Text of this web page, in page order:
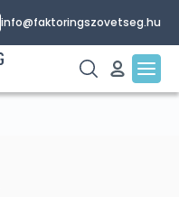
info@faktoringszovetseg.hu